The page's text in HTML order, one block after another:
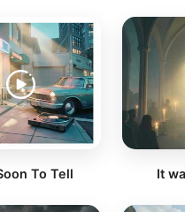
To Tell It